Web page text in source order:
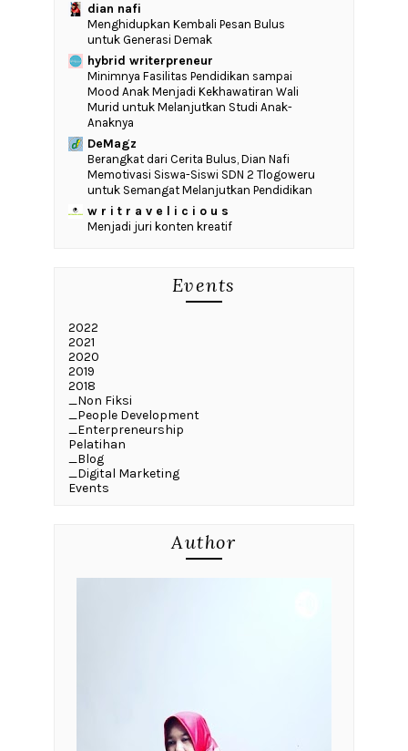
dian nafi
Menghidupkan Kembali Pesan Bulus
untuk Generasi Demak
hybrid writerpreneur
‎Minimnya Fasilitas Pendidikan sampai
Mood Anak Menjadi Kekhawatiran Wali
Murid untuk Melanjutkan Studi Anak-
Anaknya
DeMagz
‎Berangkat dari Cerita Bulus, Dian Nafi
Memotivasi Siswa-Siswi SDN 2 Tlogoweru
untuk Semangat Melanjutkan Pendidikan
w r i t r a v e l i c i o u s
Menjadi juri konten kreatif
Events
2022
2021
2020
2019
2018
_Non Fiksi
_People Development
_Enterpreneurship
Pelatihan
_Blog
_Digital Marketing
Events
Author